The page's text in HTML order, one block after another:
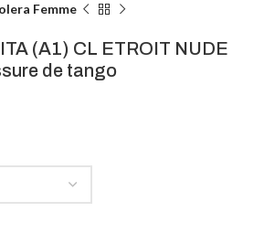
Femme
(A1) CL ETROIT NUDE
de tango